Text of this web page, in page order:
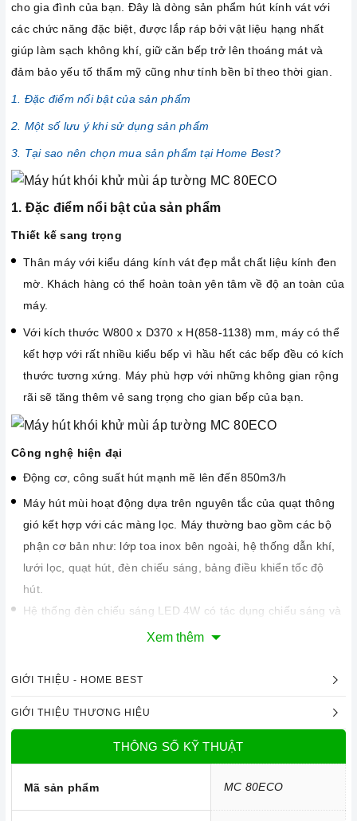
cho gia đình của bạn. Đây là dòng sản phẩm hút kính vát với
các chức năng đặc biệt, được lắp ráp bởi vật liệu hạng nhất
giúp làm sạch không khí, giữ căn bếp trở lên thoáng mát và
đảm bảo yếu tố thẩm mỹ cũng như tính bền bỉ theo thời gian.
1. Đặc điểm nổi bật của sản phẩm
2. Một số lưu ý khi sử dụng sản phẩm
3. Tại sao nên chọn mua sản phẩm tại Home Best?
1. Đặc điểm nổi bật của sản phẩm
Thiết kế sang trọng
Thân máy với kiểu dáng kính vát đẹp mắt chất liệu kính đen
mờ. Khách hàng có thể hoàn toàn yên tâm về độ an toàn của
máy.
Với kích thước W800 x D370 x H(858-1138) mm, máy có thể
kết hợp với rất nhiều kiểu bếp vì hầu hết các bếp đều có kích
thước tương xứng. Máy phù hợp với những không gian rộng
rãi sẽ tăng thêm vẻ sang trọng cho gian bếp của bạn.
Công nghệ hiện đại
Động cơ, công suất hút mạnh mẽ lên đến 850m3/h
Máy hút mùi hoạt động dựa trên nguyên tắc của quạt thông
gió kết hợp với các màng lọc. Máy thường bao gồm các bộ
phận cơ bản như: lớp toa inox bên ngoài, hệ thống dẫn khí,
lưới lọc, quạt hút, đèn chiếu sáng, bảng điều khiển tốc độ
hút.
Hệ thống đèn chiếu sáng LED 4W có tác dụng chiếu sáng và
làm cho công việc nấu ăn thêm thuận lợi.
Máy sử dụng phương pháp hút mùi trực tiếp tức mùi được
trong phòng bếp luôn sạch sẽ. Cách thức này sẽ giúp máy có
hiệu quả tới 100% và mùi sẽ được đẩy hoàn toàn ra ngoài
trời.
Độ ồn tối đa của máy ở mức thấp rất êm không ảnh hưởng
Xem thêm
GIỚI THIỆU - HOME BEST
GIỚI THIỆU THƯƠNG HIỆU
THÔNG SỐ KỸ THUẬT
Mã sản phẩm MC 80ECO